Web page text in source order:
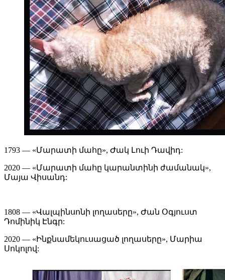
1793 — «Մարատի մահը», Ժակ Լուի Դավիդ:
2020 — «Մարատի մահը կարանտինի ժամանակ»,
Մայա Վիսանդ:
1808 — «Վալպինսոնի լողասերը», Ժան Օգյուստ
Դոմինիկ Էնգր:
2020 — «Ինքնամեկուսացած լողասերը», Մարիա
Սոկոլով: